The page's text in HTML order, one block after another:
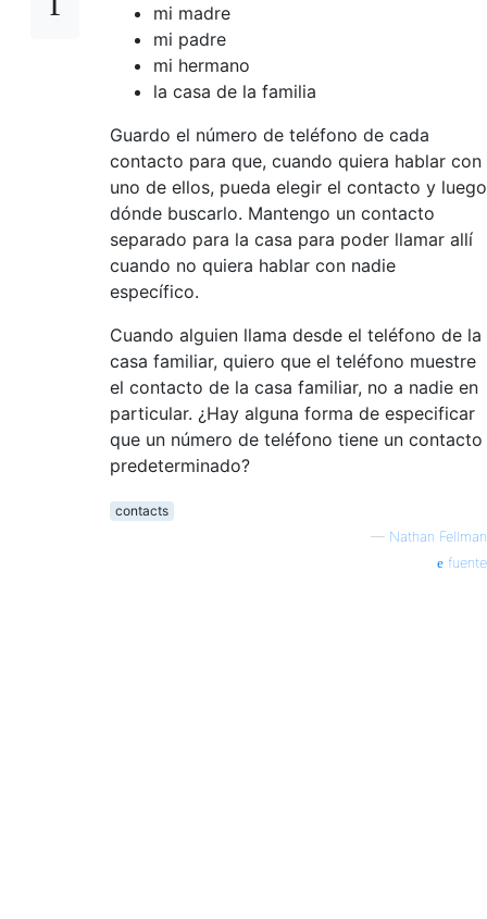
mi madre
mi padre
mi hermano
la casa de la familia
Guardo el número de teléfono de cada
contacto para que, cuando quiera hablar con
uno de ellos, pueda elegir el contacto y luego
dónde buscarlo. Mantengo un contacto
separado para la casa para poder llamar allí
cuando no quiera hablar con nadie
específico.
Cuando alguien llama desde el teléfono de la
casa familiar, quiero que el teléfono muestre
el contacto de la casa familiar, no a nadie en
particular. ¿Hay alguna forma de especificar
que un número de teléfono tiene un contacto
predeterminado?
contacts
— Nathan Fellman
fuente